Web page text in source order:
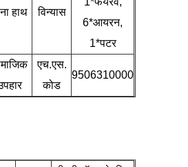
हाथ विन्यास
6*आयरन,
1*पटर
एच.एस.
कोड
9506310000